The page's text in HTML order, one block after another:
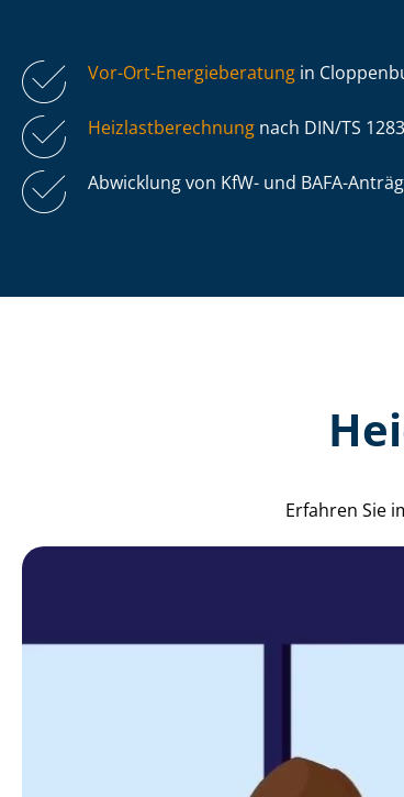
Vor-Ort-Energieberatung in
Heiz­last­be­rech­nung nach DIN/TS
Abwicklung von KfW- und BAFA-
Erfahren Sie